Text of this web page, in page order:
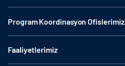
Program Koordinasyon Ofislerimiz
Faaliyetlerimiz